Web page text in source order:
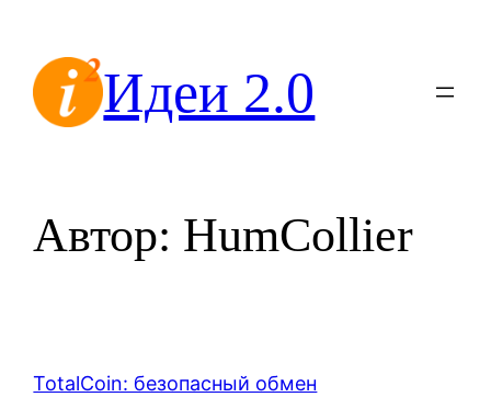
содержимомуИдеи 2.0
Автор: HumCollier
TotalCoin: безопасный обмен